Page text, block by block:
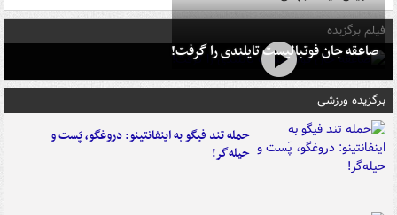
فیلم برگزیده
صاعقه جان فوتبالیست تایلندی را گرفت!
برگزیده ورزشی
حمله تند فیگو به اینفانتینو: دروغگو، پَست‌ و
حیله‌گر!